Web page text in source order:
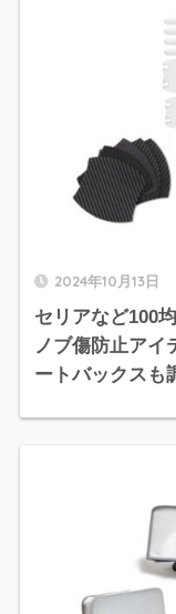
2024年10月13日
セリアなど100
ノブ傷防止アイ
ートバックスも